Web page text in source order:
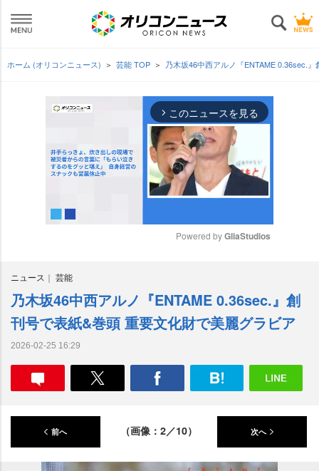
ホーム (オリコンニュース) 芸能 TOP 乃木坂46中西アルノ『ENTAME 0.36sec.
arrow_forward_ios このニュースを見る
e
Powered by GliaStudios
ニュース 芸能
乃木坂46中西アルノ『ENTAME 0.36sec.』創
刊号で表紙&巻頭 重要文化財で美麗グラビア
2026-02-25 16:29
前へ （画像：2／10） 次へ